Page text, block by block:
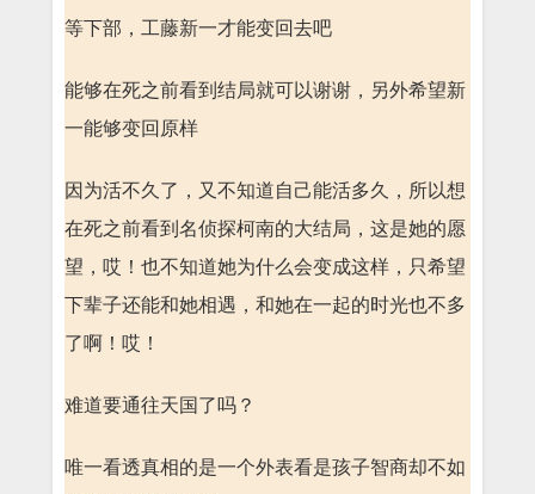
等下部，工藤新一才能变回去吧
能够在死之前看到结局就可以谢谢，另外希望新
一能够变回原样
因为活不久了，又不知道自己能活多久，所以想
在死之前看到名侦探柯南的大结局，这是她的愿
望，哎！也不知道她为什么会变成这样，只希望
下辈子还能和她相遇，和她在一起的时光也不多
了啊！哎！
难道要通往天国了吗？
唯一看透真相的是一个外表看是孩子智商却不如